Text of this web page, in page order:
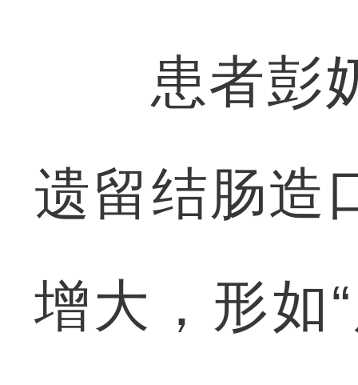
患者彭奶
遗留结肠造
增大，形如